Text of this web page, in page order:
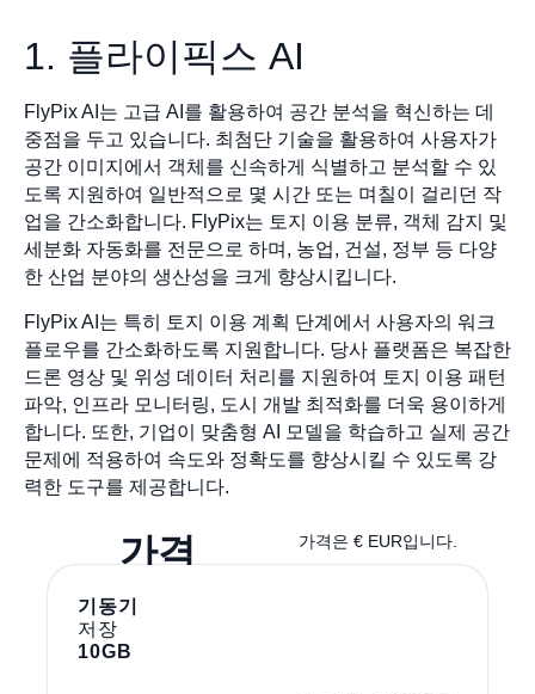
1. 플라이픽스 AI
FlyPix AI는 고급 AI를 활용하여 공간 분석을 혁신하는 데
중점을 두고 있습니다. 최첨단 기술을 활용하여 사용자가
공간 이미지에서 객체를 신속하게 식별하고 분석할 수 있
도록 지원하여 일반적으로 몇 시간 또는 며칠이 걸리던 작
업을 간소화합니다. FlyPix는 토지 이용 분류, 객체 감지 및
세분화 자동화를 전문으로 하며, 농업, 건설, 정부 등 다양
한 산업 분야의 생산성을 크게 향상시킵니다.
FlyPix AI는 특히 토지 이용 계획 단계에서 사용자의 워크
플로우를 간소화하도록 지원합니다. 당사 플랫폼은 복잡한
드론 영상 및 위성 데이터 처리를 지원하여 토지 이용 패턴
파악, 인프라 모니터링, 도시 개발 최적화를 더욱 용이하게
합니다. 또한, 기업이 맞춤형 AI 모델을 학습하고 실제 공간
문제에 적용하여 속도와 정확도를 향상시킬 수 있도록 강
력한 도구를 제공합니다.
가격 가격은 € EUR입니다.
기동기
저장
10GB